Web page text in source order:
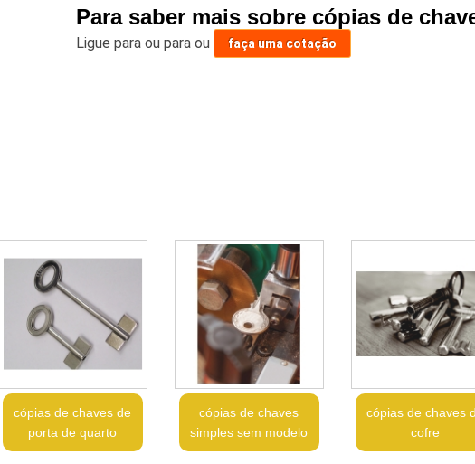
Para saber mais sobre cópias de
Ligue para ou para ou faça uma cotação
cópias de chaves de
porta de quarto
cópias de chaves
simples sem modelo
cópias de chaves
cofre